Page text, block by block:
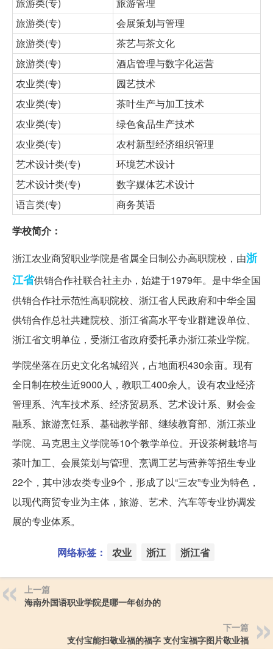
旅游类(专)
旅游管理
旅游类(专)
会展策划与管理
旅游类(专)
茶艺与茶文化
旅游类(专)
酒店管理与数字化运营
农业类(专)
园艺技术
农业类(专)
茶叶生产与加工技术
农业类(专)
绿色食品生产技术
农业类(专)
农村新型经济组织管理
艺术设计类(专)
环境艺术设计
艺术设计类(专)
数字媒体艺术设计
语言类(专)
商务英语
学校简介：
浙江农业商贸职业学院是省属全日制公办高职院校，由浙
江省供销合作社联合社主办，始建于1979年。是中华全国
供销合作社示范性高职院校、浙江省人民政府和中华全国
供销合作总社共建院校、浙江省高水平专业群建设单位、
浙江省文明单位，受浙江省政府委托承办浙江茶业学院。
学院坐落在历史文化名城绍兴，占地面积430余亩。现有
全日制在校生近9000人，教职工400余人。设有农业经济
管理系、汽车技术系、经济贸易系、艺术设计系、财会金
融系、旅游烹饪系、基础教学部、继续教育部、浙江茶业
学院、马克思主义学院等10个教学单位。开设茶树栽培与
茶叶加工、会展策划与管理、烹调工艺与营养等招生专业
22个，其中涉农类专业9个，形成了以“三农”专业为特色，
以现代商贸专业为主体，旅游、艺术、汽车等专业协调发
展的专业体系。
网络标签： 农业 浙江 浙江省
上一篇
海南外国语职业学院是哪一年创办的
下一篇
支付宝能扫敬业福的福字 支付宝福字图片敬业福